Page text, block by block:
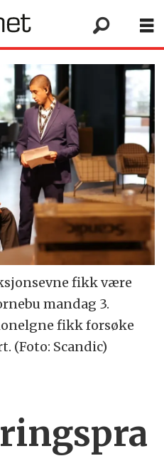
fikk være
mandag 3.
fikk forsøke
(Foto: Scandic)